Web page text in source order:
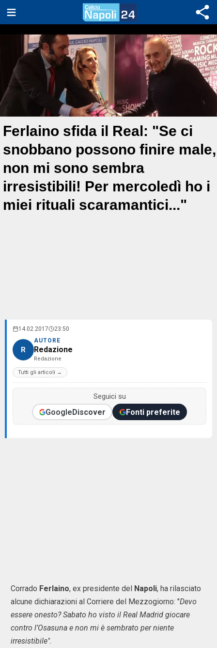
Ferlaino sfida il Real: "Se ci
snobbano possono finire male,
non mi sono sembra
irresistibili! Per mercoledì ho i
miei rituali scaramantici..."
14.02.2017 23:50
R
AUTORE
Redazione
Redazione
Tutti gli articoli →
Seguici su
GoogleDiscover Fonti preferite
Corrado Ferlaino, ex presidente del Napoli, ha rilasciato
alcune dichiarazioni al Corriere del Mezzogiorno: "Devo
essere onesto? Sabato ho visto il Real Madrid giocare
contro l’Osasuna e non mi è sembrato per niente
irresistibile".